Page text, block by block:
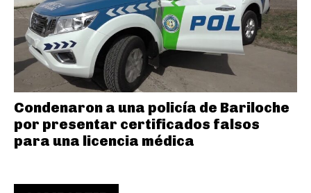
Condenaron a una policía de Bariloche
por presentar certificados falsos
para una licencia médica